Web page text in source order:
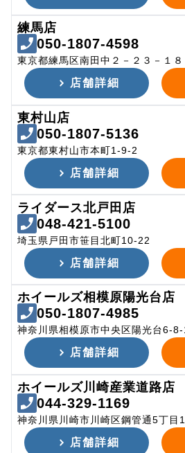
練馬店
050-1807-4598
東京都練馬区南田中２－２３－１８
店舗詳細
東村山店
050-1807-5136
東京都東村山市本町1-9-2
店舗詳細
ライダース北戸田店
048-421-5100
埼玉県戸田市笹目北町10-22
店舗詳細
ホイールズ相模原陽光台店
050-1807-4985
神奈川県相模原市中央区陽光台6-
店舗詳細
ホイールズ川崎産業道路店
044-329-1169
神奈川県川崎市川崎区鋼管通5丁目
店舗詳細